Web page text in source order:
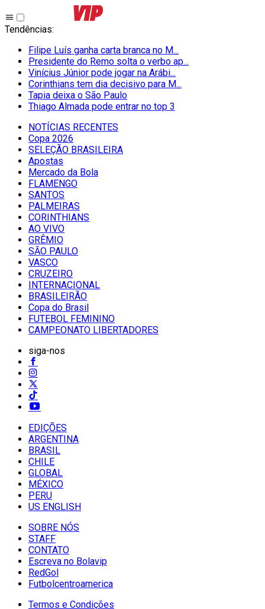
Tendências:
Filipe Luís ganha carta branca no M...
Presidente do Remo solta o verbo ap...
Vinícius Júnior pode jogar na Arábi...
Corinthians tem dia decisivo para M...
Tapia deixa o São Paulo
Thiago Almada pode entrar no top 3
NOTÍCIAS RECENTES
Copa 2026
SELEÇÃO BRASILEIRA
Apostas
Mercado da Bola
FLAMENGO
SANTOS
PALMEIRAS
CORINTHIANS
AO VIVO
GRÊMIO
SĀO PAULO
VASCO
CRUZEIRO
INTERNACIONAL
BRASILEIRÃO
Copa do Brasil
FUTEBOL FEMININO
CAMPEONATO LIBERTADORES
siga-nos
EDIÇÕES
ARGENTINA
BRASIL
CHILE
GLOBAL
MÉXICO
PERU
US ENGLISH
SOBRE NÓS
STAFF
CONTATO
Escreva no Bolavip
RedGol
Futbolcentroamerica
Termos e Condições